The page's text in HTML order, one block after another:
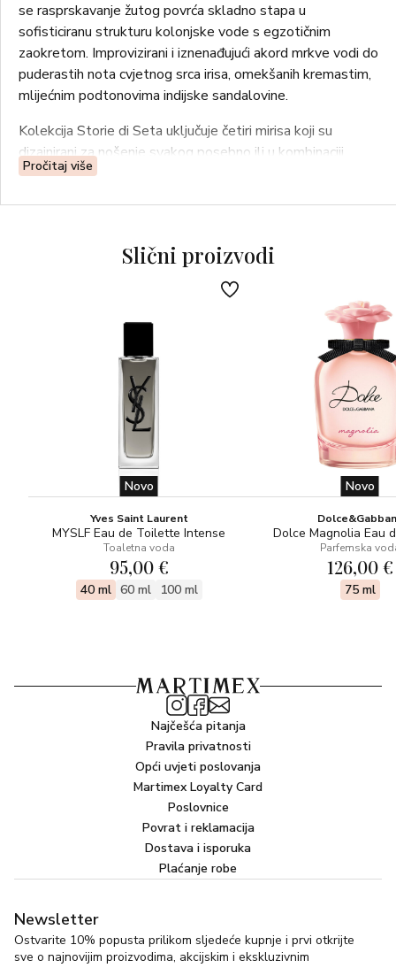
se rasprskavanje žutog povrća skladno stapa u
sofisticiranu strukturu kolonjske vode s egzotičnim
zaokretom. Improvizirani i iznenađujući akord mrkve vodi do
puderastih nota cvjetnog srca irisa, omekšanih kremastim,
mlijećnim podtonovima indijske sandalovine.
Kolekcija Storie di Seta uključuje četiri mirisa koji su
dizajnirani za nošenje svakog posebno ili u kombinaciji
jednog ili više mirisa iz kolekcije za jedinstveno iskustvo,
Pročitaj više
Slični proizvodi
Novo
Yves Saint Laurent
MYSLF Eau de Toilette Intense
Toaletna voda
95,00 €
40 ml 60 ml 100 ml
Novo
Dolce Magnolia Eau
Parfemska
126,00 €
75 ml
Najčešća pitanja
Pravila privatnosti
Opći uvjeti poslovanja
Martimex Loyalty Card
Poslovnice
Povrat i reklamacija
Dostava i isporuka
Plaćanje robe
Newsletter
Ostvarite 10% popusta prilikom sljedeće kupnje i prvi otkrijte
sve o najnovijim proizvodima, akcijskim i ekskluzivnim